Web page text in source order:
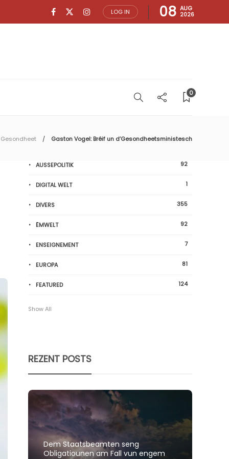
LOG IN 08 AUG
2026
0
Gesondheet Gaston Vogel: Bréif un d’Gesondheetsministesch
AUSSEPOLITIK 92
DIGITAL WELT 1
DIVERS 355
ËMWELT 92
ENSEIGNEMENT 7
EUROPA 81
FEATURED 124
Show All
REZENT POSTS
Dem Staatsbeamten seng
Obligatiounen am Fall vun engem